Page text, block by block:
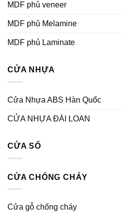
MDF phủ veneer
MDF phủ Melamine
MDF phủ Laminate
CỬA NHỰA
Cửa Nhựa ABS Hàn Quốc
CỬA NHỰA ĐÀI LOAN
CỬA SỔ
CỬA CHỐNG CHÁY
Cửa gỗ chống cháy